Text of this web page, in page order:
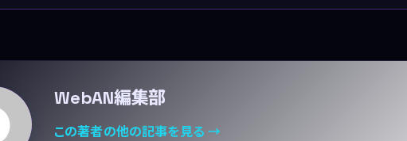
WebAN編集部
この著者の他の記事を見る →